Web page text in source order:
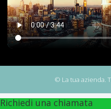
© La tua azienda.
Richiedi una chiamata